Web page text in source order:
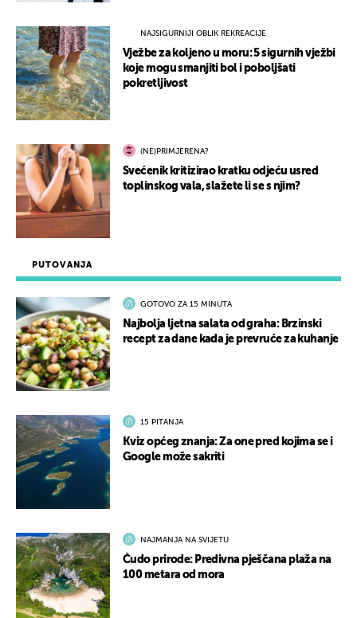
PUTOVANJA
GOTOVO ZA 15 MINUTA
Najbolja ljetna salata od graha: Brzinski
recept za dane kada je prevruće za kuhanje
15 PITANJA
Kviz općeg znanja: Za one pred kojima se i
Google može sakriti
NAJMANJA NA SVIJETU
Čudo prirode: Predivna pješčana plaža na
100 metara od mora
NAJSIGURNIJI OBLIK REKREACIJE
Vježbe za koljeno u moru: 5 sigurnih vježbi
koje mogu smanjiti bol i poboljšati
pokretljivost
(NE)PRIMJERENA?
Svećenik kritizirao kratku odjeću usred
toplinskog vala, slažete li se s njim?